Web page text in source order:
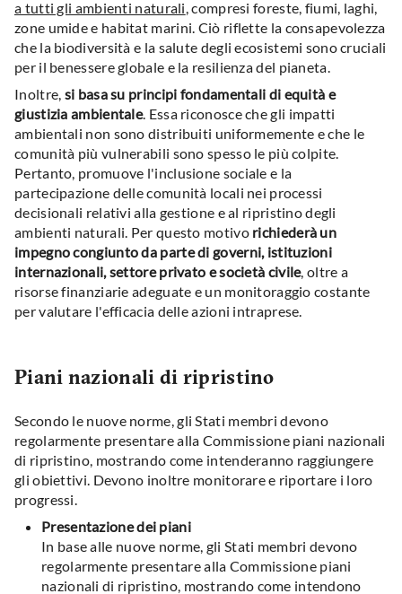
a tutti gli ambienti naturali, compresi foreste, fiumi, laghi,
zone umide e habitat marini. Ciò riflette la consapevolezza
che la biodiversità e la salute degli ecosistemi sono cruciali
per il benessere globale e la resilienza del pianeta.
Inoltre, si basa su principi fondamentali di equità e
giustizia ambientale. Essa riconosce che gli impatti
ambientali non sono distribuiti uniformemente e che le
comunità più vulnerabili sono spesso le più colpite.
Pertanto, promuove l'inclusione sociale e la
partecipazione delle comunità locali nei processi
decisionali relativi alla gestione e al ripristino degli
ambienti naturali. Per questo motivorichiederà un
impegno congiunto da parte di governi, istituzioni
internazionali, settore privato e società civile, oltre a
risorse finanziarie adeguate e un monitoraggio costante
per valutare l'efficacia delle azioni intraprese.
Piani nazionali di ripristino
Secondo le nuove norme, gli Stati membri devono
regolarmente presentare alla Commissione piani nazionali
di ripristino, mostrando come intenderanno raggiungere
gli obiettivi. Devono inoltre monitorare e riportare i loro
progressi.
Presentazione dei piani
In base alle nuove norme, gli Stati membri devono
regolarmente presentare alla Commissione piani
nazionali di ripristino, mostrando come intendono